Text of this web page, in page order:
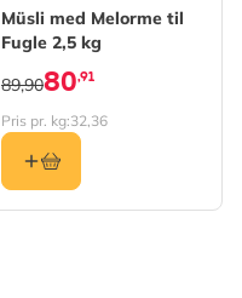
Müsli med Melorme til
Fugle 2,5 kg
80,91
89,90
Pris pr. kg:32,36